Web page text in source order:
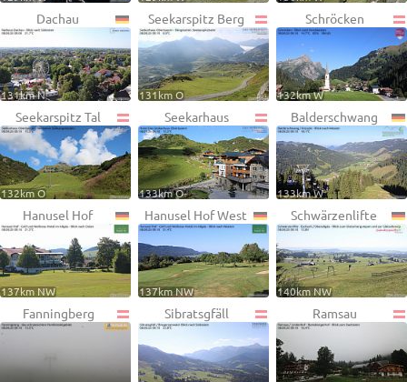
Dachau
131km N
Seekarspitz Berg
131km O
Schröcken
132km W
Seekarspitz Tal
132km O
Seekarhaus
133km O
Balderschwang
133km W
Hanusel Hof
137km NW
Hanusel Hof West
137km NW
Schwärzenlifte
140km NW
Fanningberg Sibratsgfäll Ramsau